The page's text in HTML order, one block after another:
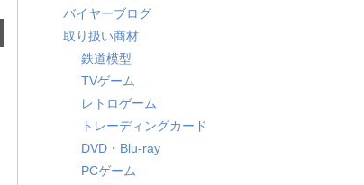
バイヤーブログ
取り扱い商材
鉄道模型
TVゲーム
レトロゲーム
トレーディングカード
DVD・Blu-ray
PCゲーム